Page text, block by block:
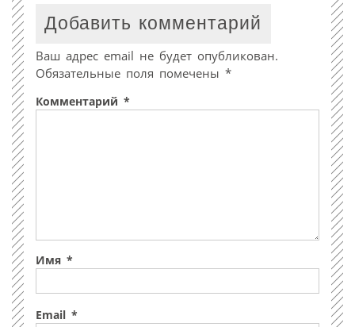
Добавить комментарий
Ваш адрес email не будет опубликован.
Обязательные поля помечены *
Комментарий *
Имя *
Email *